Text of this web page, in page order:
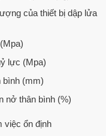
của thiết bị dập lửa
lực (Mpa)
bình (mm)
nở thân bình (%)
việc ổn định